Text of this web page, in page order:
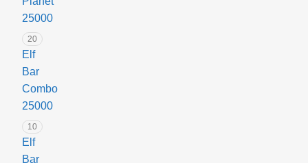
25000
20
Elf
Bar
Combo
25000
10
Elf
Bar
на